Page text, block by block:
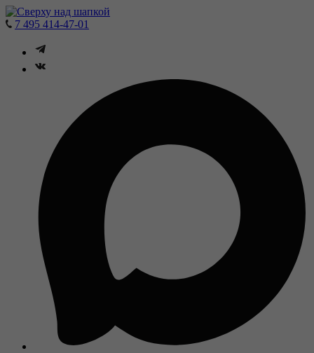
7 495 414-47-01